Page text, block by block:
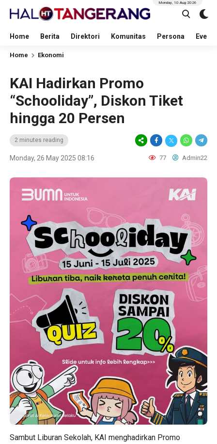
Home Berita Direktori Komunitas Persona Event
Monday, 10 Aug 2026
Home Ekonomi
KAI Hadirkan Promo
“Schooliday”, Diskon Tiket
hingga 20 Persen
2 minutes reading
Monday, 26 May 2025 08:16 77 Admin22
Sambut Liburan Sekolah, KAI menghadirkan Promo